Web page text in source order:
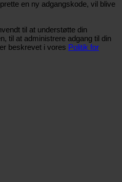
en ny adgangskode, vil blive
til at understøtte din
til at administrere adgang til din
beskrevet i vores Politik for